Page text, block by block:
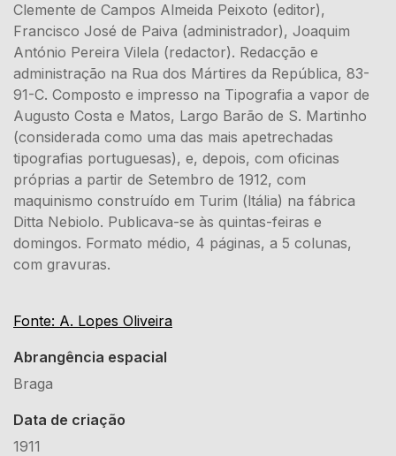
Clemente de Campos Almeida Peixoto (editor),
Francisco José de Paiva (administrador), Joaquim
António Pereira Vilela (redactor). Redacção e
administração na Rua dos Mártires da República, 83-
91-C. Composto e impresso na Tipografia a vapor de
Augusto Costa e Matos, Largo Barão de S. Martinho
(considerada como uma das mais apetrechadas
tipografias portuguesas), e, depois, com oficinas
próprias a partir de Setembro de 1912, com
maquinismo construído em Turim (ltália) na fábrica
Ditta Nebiolo. Publicava-se às quintas-feiras e
domingos. Formato médio, 4 páginas, a 5 colunas,
com gravuras.
Fonte: A. Lopes Oliveira
Abrangência espacial
Braga
Data de criação
1911